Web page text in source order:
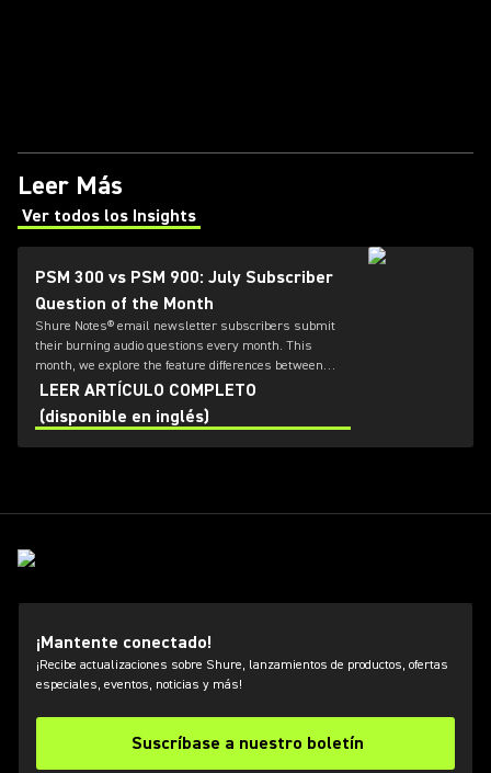
Leer Más
Ver todos los Insights
(Opens in a new tab)
PSM 300 vs PSM 900: July Subscriber
Question of the Month
Shure Notes® email newsletter subscribers submit
their burning audio questions every month. This
month, we explore the feature differences between
PSM 300 and PSM 900.
LEER ARTÍCULO COMPLETO
(disponible en inglés)
¡Mantente conectado!
¡Recibe actualizaciones sobre Shure, lanzamientos de productos, ofertas
especiales, eventos, noticias y más!
Suscríbase a nuestro boletín